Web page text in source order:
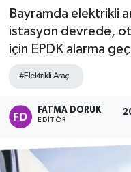
Bayramda elektrikli
istasyon devrede,
için EPDK alarma
#Elektrikli Araç
FATMA DORUK
EDITÖR